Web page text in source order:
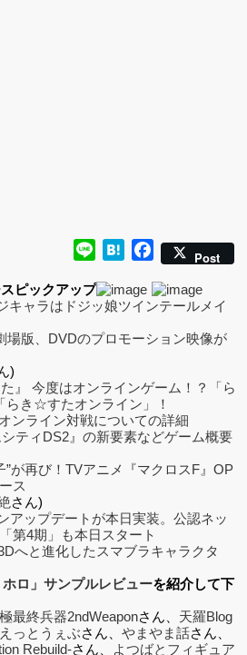
Line HatenaFacebook
Post
ピックアップ
キャラはドジッ娘ツインテールメイ
場版、DVDのプロモーション映像が
)
』 今度はオンラインゲーム！？「ら
き☆すたオンライン」！
ンライン対戦についての詳細
ティDS2』の新要素などゲーム概要
”が再び！TVアニメ『マクロスF』OP
ス
さん)
アップデートが本日実装。公認ネッ
第4期」も本日スタート
へと進化したスマブラキャラクタ
ロ」サンプルレビューを紹介して下
最終兵器2ndWeaponさん、 天羅Blog
っとうぇぶさん、 やまやま話さん、
Rebuild-さん、
よつばとフィギュア